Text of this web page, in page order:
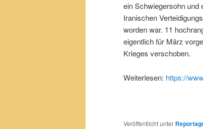
ein Schwiegersohn und
Iranischen
worden war. 11
eigentlich für März
Krieges verschoben.
Weiterlesen: https://
Veröffentlicht unter